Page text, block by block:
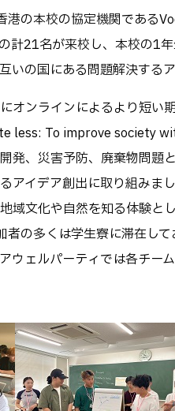
の本校の協定機関である
計21名が来校し、本校の1
いの国にある問題解決する
オンラインによるより短い
less: To improve society
発、災害予防、廃棄物問題
アイデア創出に取り組みま
域文化や自然を知る体験と
の多くは学生寮に滞在し
ウェルパーティでは各チー
工学専攻
専攻
専 Q&A
るWebサイト・
ル等